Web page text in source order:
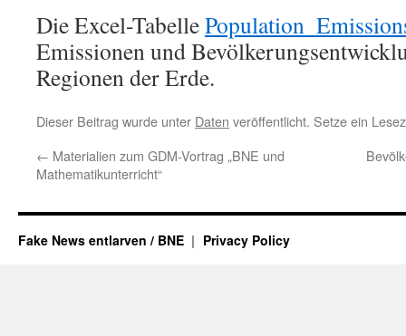
Die Excel-Tabelle
Emissionen und
Regionen der Erde.
Dieser Beitrag wurde unter Daten veröffentlicht. Setze ein
← Materialien zum GDM-Vortrag „BNE und
Mathematikunterricht“
Fake News entlarven / BNE Privacy Policy